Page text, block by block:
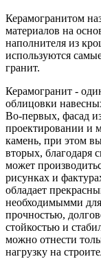
Керамогранитом
материалов на
наполнителя из
используются
гранит.
Керамогранит -
облицовки
Во-первых, фасад
проектировании и
камень, при этом
вторых, благодаря
может
рисунках и
обладает
необходимымми
прочностью,
стойкостью и
можно отнести
нагрузку на